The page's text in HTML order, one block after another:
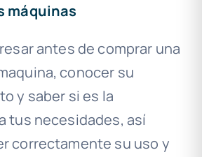
máquinas
antes de comprar una
conocer su
y saber si es la
tus necesidades, así
correctamente su uso y